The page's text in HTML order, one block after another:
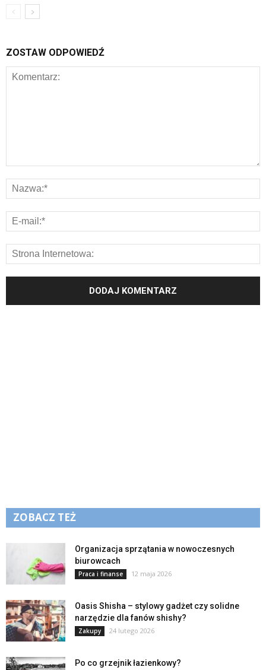
ZOSTAW ODPOWIEDŹ
ZOBACZ TEŻ
Organizacja sprzątania w nowoczesnych
biurowcach
Praca i finanse 12 maja 2026
Oasis Shisha – stylowy gadżet czy solidne
narzędzie dla fanów shishy?
Zakupy 24 lutego 2026
Po co grzejnik łazienkowy?